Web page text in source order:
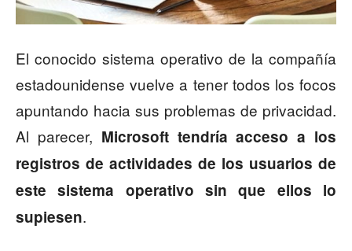
El conocido sistema operativo de la compañía
estadounidense vuelve a tener todos los focos
apuntando hacia sus problemas de privacidad.
Al parecer, Microsoft tendría acceso a los
registros de actividades de los usuarios de
este sistema operativo sin que ellos lo
supiesen.